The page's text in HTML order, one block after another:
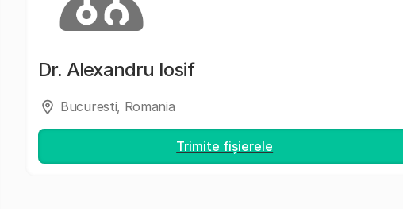
Dr. Alexandru Iosif
Bucuresti, Romania
Trimite fișierele